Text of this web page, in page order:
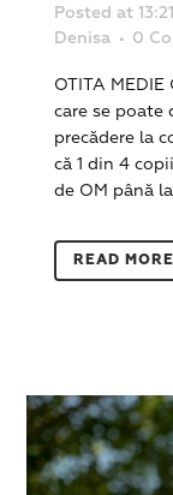
Posted at
Denisa
0
OTITA
care se poate
precădere la
că 1 din 4
de OM până
READ MORE